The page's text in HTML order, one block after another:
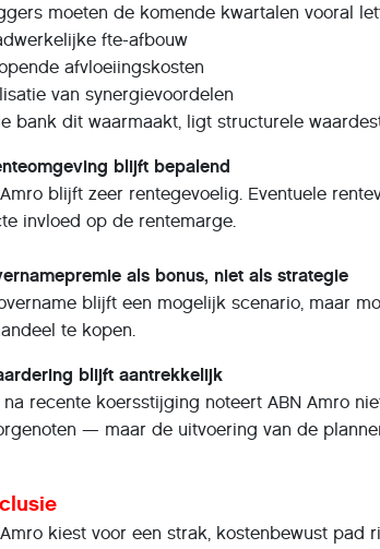
moeten de komende kwartalen vooral
fte-afbouw
afvloeiingskosten
van synergievoordelen
bank dit waarmaakt, ligt structurele
blijft bepalend
blijft zeer rentegevoelig. Eventuele
invloed op de rentemarge.
als bonus, niet als strategie
blijft een mogelijk scenario, maar
te kopen.
blijft aantrekkelijk
na recente koersstijging noteert ABN Amro
— maar de uitvoering van de
kiest voor een strak, kostenbewust pad